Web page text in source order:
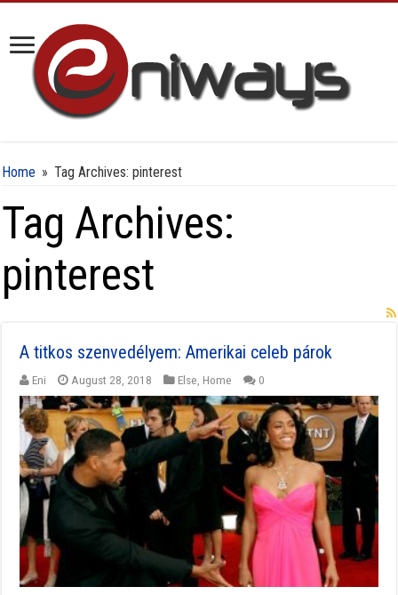
Home » Tag Archives: pinterest
Tag Archives:
pinterest
A titkos szenvedélyem: Amerikai celeb párok
Eni August 28, 2018 Else Home 0